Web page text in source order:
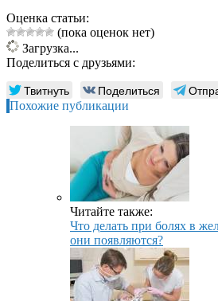
Оценка статьи:
(пока оценок нет)
Загрузка...
Поделиться с друзьями:
Твитнуть Поделиться
Похожие публикации
Читайте также:
Что делать при болях в
они появляются?